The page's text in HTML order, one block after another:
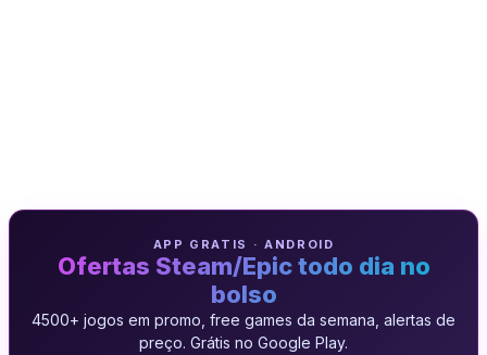
APP GRATIS · ANDROID
Ofertas Steam/Epic todo dia no
bolso
4500+ jogos em promo, free games da semana, alertas de
preço. Grátis no Google Play.